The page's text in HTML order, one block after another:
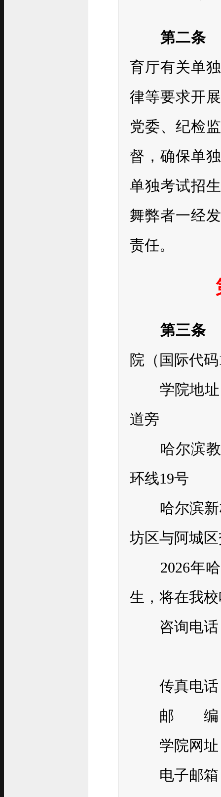
第二条
育厅有关单
律等要求开
党委、纪检
督，确保单
单独考试招
舞弊者一经
责任。
第三条
院（国际代码
学院地址
道旁
哈尔滨教
环线19号
哈尔滨新
坊区与阿城
2026年哈
生，将在我
咨询电话
传真电话
邮 编：
学院网址
电子邮箱